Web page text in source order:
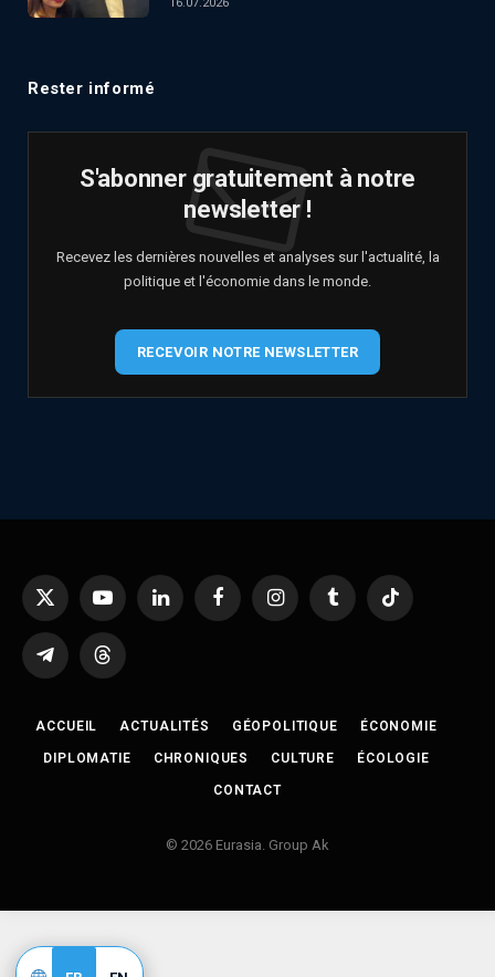
16.07.2026
Rester informé
S'abonner gratuitement à notre
newsletter !
Recevez les dernières nouvelles et analyses sur l'actualité, la
politique et l'économie dans le monde.
RECEVOIR NOTRE NEWSLETTER
X
YouTubeLinkedIn FacebookInstagramTumblr TikTok
TelegramThreads
ACCUEIL ACTUALITÉS GÉOPOLITIQUE ÉCONOMIE
DIPLOMATIE CHRONIQUES CULTURE ÉCOLOGIE
CONTACT
© 2026 Eurasia. Group Ak